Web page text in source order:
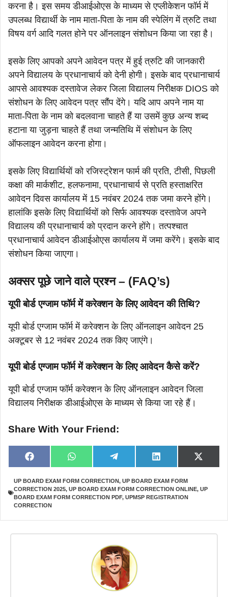
करना है। इस समय डीआईओएस के माध्यम से एप्लीकेशन फॉर्म में
उपलब्ध विद्यार्थी के नाम माता-पिता के नाम की स्पेलिंग में त्रुटि तथा
विषय वर्ग आदि गलत होने पर ऑनलाइन संशोधन किया जा रहा है।
इसके लिए आपको अपने आवेदन पत्र में हुई त्रुटि की जानकारी
अपने विद्यालय के प्रधानाचार्य को देनी होगी। इसके बाद प्रधानाचार्य
आपसे आवश्यक दस्तावेज लेकर जिला विद्यालय निरीक्षक DIOS को
संशोधन के लिए आवेदन पत्र सौंप देंगे। यदि आप अपने नाम या
माता-पिता के नाम को बदलवाना चाहते हैं या उसमें कुछ अन्य शब्द
हटाना या जुड़ना चाहते हैं तथा जन्मतिथि में संशोधन के लिए
ऑफलाइन आवेदन करना होगा।
इसके लिए विद्यार्थियों को रजिस्ट्रेशन फार्म की प्रति, टीसी, पिछली
कक्षा की मार्कशीट, हलफनामा, प्रधानाचार्य से प्रति हस्ताक्षरित
आवेदन दिवस कार्यालय में 15 नवंबर 2024 तक जमा करने होंगे।
हालांकि इसके लिए विद्यार्थियों को सिर्फ आवश्यक दस्तावेज अपने
विद्यालय की प्रधानाचार्य को प्रदान करने होंगे। तत्पश्चात
प्रधानाचार्य आवेदन डीआईओएस कार्यालय में जमा करेंगे। इसके बाद
संशोधन किया जाएगा।
अक्सर पूछे जाने वाले प्रश्न – (FAQ’s)
यूपी बोर्ड एग्जाम फॉर्म में करेक्शन के लिए आवेदन की तिथि?
यूपी बोर्ड एग्जाम फॉर्म में करेक्शन के लिए ऑनलाइन आवेदन 25
अक्टूबर से 12 नवंबर 2024 तक किए जाएंगे।
यूपी बोर्ड एग्जाम फॉर्म में करेक्शन के लिए आवेदन कैसे करें?
यूपी बोर्ड एग्जाम फॉर्म करेक्शन के लिए ऑनलाइन आवेदन जिला
विद्यालय निरीक्षक डीआईओएस के माध्यम से किया जा रहे हैं।
Share With Your Friend:
Share
on
F
a
e
b
o
o
Share
on
W
h
t
s
A
Share
on
e
e
g
r
Share
on
L
i
k
e
d
Share
on
X
(
i
r
UP BOARD EXAM FORM CORRECTION, UP BOARD EXAM FORM
CORRECTION 2025, UP BOARD EXAM FORM CORRECTION ONLINE, UP
BOARD EXAM FORM CORRECTION PDF, UPMSP REGISTRATION
CORRECTION